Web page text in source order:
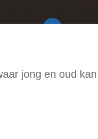
jong en oud